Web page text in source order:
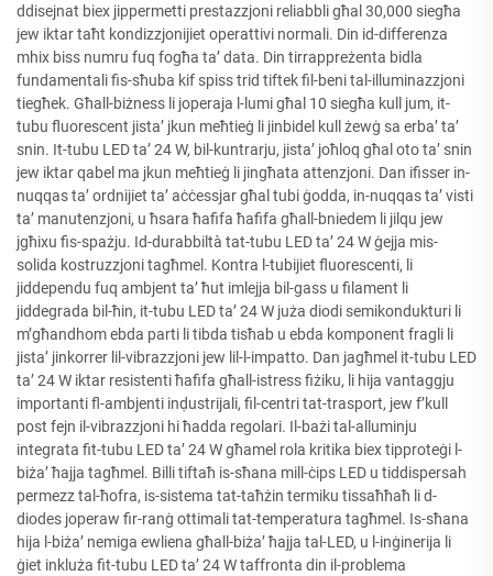
ddisejnat biex jippermetti prestazzjoni reliabbli għal 30,000 siegħa
jew iktar taħt kondizzjonijiet operattivi normali. Din id-differenza
mhix biss numru fuq fogħa ta’ data. Din tirrappreżenta bidla
fundamentali fis-sħuba kif spiss trid tiftek fil-beni tal-illuminazzjoni
tiegħek. Għall-biżness li joperaja l-lumi għal 10 siegħa kull jum, it-
tubu fluorescent jista’ jkun meħtieġ li jinbidel kull żewġ sa erba’ ta’
snin. It-tubu LED ta’ 24 W, bil-kuntrarju, jista’ joħloq għal oto ta’ snin
jew iktar qabel ma jkun meħtieġ li jingħata attenzjoni. Dan ifisser in-
nuqqas ta’ ordnijiet ta’ aċċessjar għal tubi ġodda, in-nuqqas ta’ visti
ta’ manutenzjoni, u ħsara ħafifa ħafifa għall-bniedem li jilqu jew
jgħixu fis-spażju. Id-durabbiltà tat-tubu LED ta’ 24 W ġejja mis-
solida kostruzzjoni tagħmel. Kontra l-tubijiet fluorescenti, li
jiddependu fuq ambjent ta’ ħut imlejja bil-gass u filament li
jiddegrada bil-ħin, it-tubu LED ta’ 24 W juża diodi semikondukturi li
m’għandhom ebda parti li tibda tisħab u ebda komponent fragli li
jista’ jinkorrer lil-vibrazzjoni jew lil-l-impatto. Dan jagħmel it-tubu LED
ta’ 24 W iktar resistenti ħafifa għall-istress fiżiku, li hija vantaggju
importanti fl-ambjenti inḍustrijali, fil-centri tat-trasport, jew f’kull
post fejn il-vibrazzjoni hi ħadda regolari. Il-bażi tal-alluminju
integrata fit-tubu LED ta’ 24 W għamel rola kritika biex tipproteġi l-
biża’ ħajja tagħmel. Billi tiftaħ is-sħana mill-ċips LED u tiddispersah
permezz tal-ħofra, is-sistema tat-taħżin termiku tissaħħaħ li d-
diodes joperaw fir-ranġ ottimali tat-temperatura tagħmel. Is-sħana
hija l-biża’ nemiga ewliena għall-biża’ ħajja tal-LED, u l-inġinerija li
ġiet inkluża fit-tubu LED ta’ 24 W taffronta din il-problema